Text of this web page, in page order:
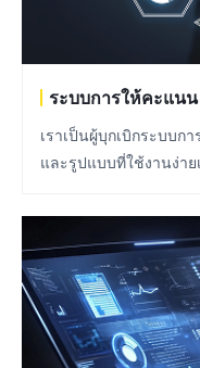
ระบบการให้คะแน
เราเป็นผู้บุกเบิกระบบ
และรูปแบบที่ใช้งานง่า